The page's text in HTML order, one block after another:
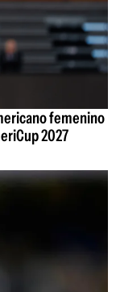
femenino
2027